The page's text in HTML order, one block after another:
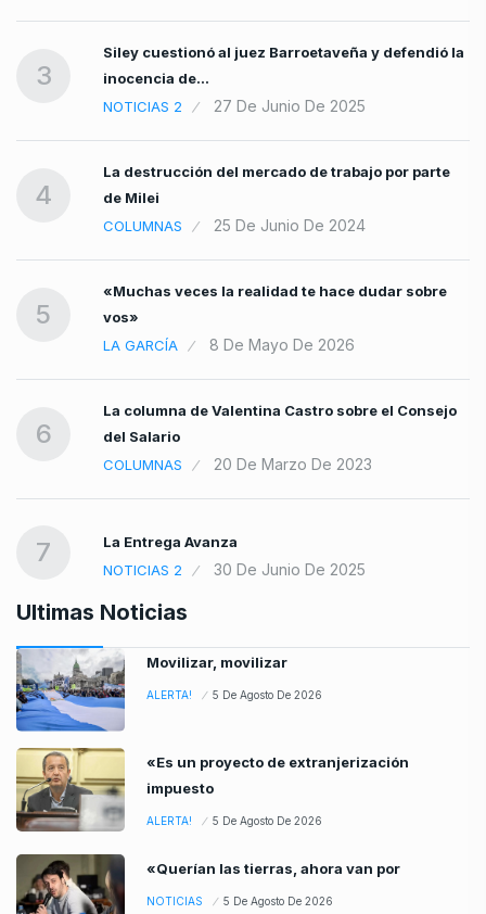
3
Siley cuestionó al juez Barroetaveña y defendió la
inocencia de…
NOTICIAS 2
27 De Junio De 2025
4
La destrucción del mercado de trabajo por parte
de Milei
COLUMNAS
25 De Junio De 2024
5
«Muchas veces la realidad te hace dudar sobre
vos»
LA GARCÍA
8 De Mayo De 2026
6
La columna de Valentina Castro sobre el Consejo
del Salario
COLUMNAS
20 De Marzo De 2023
7
La Entrega Avanza
NOTICIAS 2
30 De Junio De 2025
Ultimas Noticias
Movilizar, movilizar
ALERTA! 5 De Agosto De 2026
«Es un proyecto de extranjerización
impuesto
ALERTA! 5 De Agosto De 2026
«Querían las tierras, ahora van por
NOTICIAS 5 De Agosto De 2026